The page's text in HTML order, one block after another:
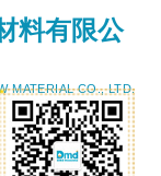
料有限公
MATERIAL CO., LTD.